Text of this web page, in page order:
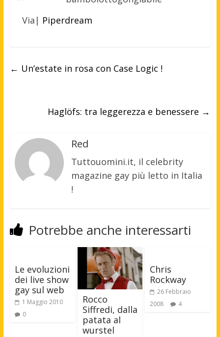
Via| Piperdream
← Un’estate in rosa con Case Logic !
Haglöfs: tra leggerezza e benessere →
Red
Tuttouomini.it, il celebrity
magazine gay più letto in Italia
!
Potrebbe anche interessarti
Le evoluzioni
dei live show
gay sul web
1 Maggio 2010
0
Rocco
Siffredi, dalla
patata al
wurstel
Chris
Rockway
26 Febbraio
2008
4